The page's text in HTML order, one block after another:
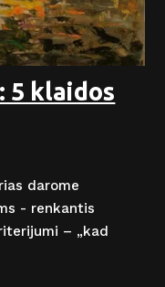
5 klaidos
darome
- renkantis
– „kad